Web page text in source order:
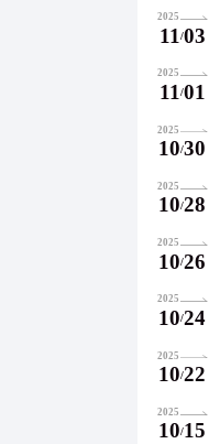
2025
11 /03
2025
11 /01
2025
10/30
2025
10/28
2025
10/26
2025
10/24
2025
10/22
2025
10/15